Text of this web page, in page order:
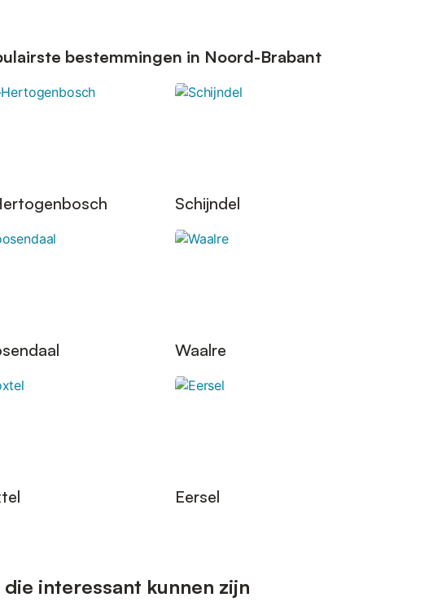
bestemmingen in Noord-Brabant
Schijndel
Waalre
Eersel
interessant kunnen zijn